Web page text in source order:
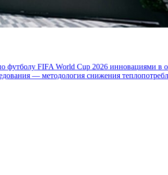
футболу FIFA World Cup 2026 инновациями в
— методология снижения